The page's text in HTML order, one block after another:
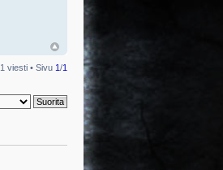
1 viesti • Sivu 1/1